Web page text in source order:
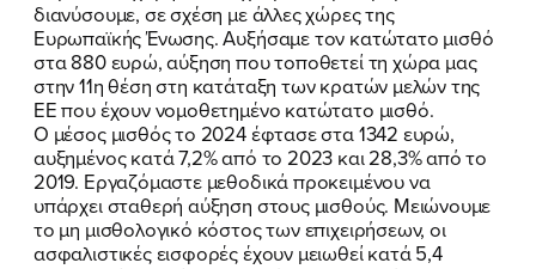
διανύσουμε, σε σχέση με άλλες χώρες της
Ευρωπαϊκής Ένωσης. Αυξήσαμε τον κατώτατο μισθό
στα 880 ευρώ, αύξηση που τοποθετεί τη χώρα μας
στην 11η θέση στη κατάταξη των κρατών μελών της
ΕΕ που έχουν νομοθετημένο κατώτατο μισθό.
Ο μέσος μισθός το 2024 έφτασε στα 1342 ευρώ,
αυξημένος κατά 7,2% από το 2023 και 28,3% από το
2019. Εργαζόμαστε μεθοδικά προκειμένου να
υπάρχει σταθερή αύξηση στους μισθούς. Μειώνουμε
το μη μισθολογικό κόστος των επιχειρήσεων, οι
ασφαλιστικές εισφορές έχουν μειωθεί κατά 5,4